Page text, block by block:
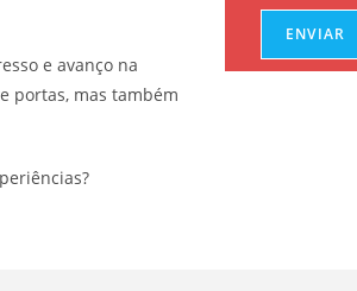
e avanço na
portas, mas também
ENVIAR